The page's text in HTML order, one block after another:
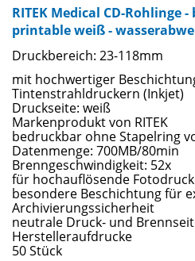
RITEK Medical CD-
printable weiß -
Druckbereich: 23-118mm
mit hochwertiger
Tintenstrahldruckern (Inkjet)
Druckseite: weiß
Markenprodukt von RITEK
bedruckbar ohne Stapelring
Datenmenge: 700MB/80min
Brenngeschwindigkeit: 52x
für hochauflösende
besondere Beschichtung für
Archivierungssicherheit
neutrale Druck- und
Herstelleraufdrucke
50 Stück